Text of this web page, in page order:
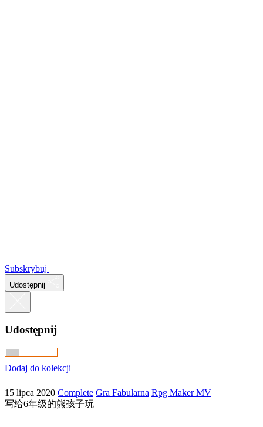
Subskrybuj
Udostępnij
Udostępnij
Dodaj do kolekcji
15 lipca 2020 Complete Gra Fabularna Rpg Maker MV
写给6年级的熊孩子玩